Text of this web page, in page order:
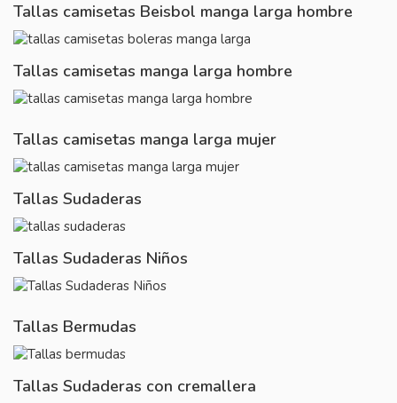
Tallas camisetas Beisbol manga larga hombre
Tallas camisetas manga larga hombre
Tallas camisetas manga larga mujer
Tallas Sudaderas
Tallas Sudaderas Niños
Tallas Bermudas
Tallas Sudaderas con cremallera